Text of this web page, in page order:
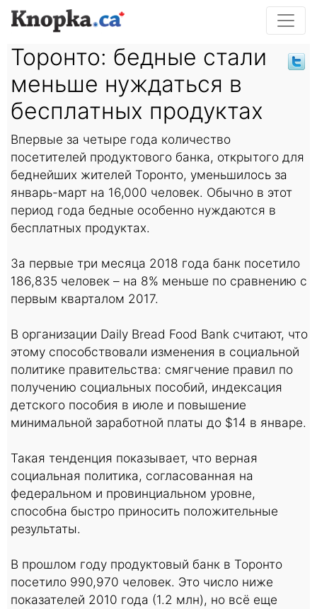
Торонто: бедные стали
меньше нуждаться в
бесплатных продуктах
Впервые за четыре года количество
посетителей продуктового банка, открытого для
беднейших жителей Торонто, уменьшилось за
январь-март на 16,000 человек. Обычно в этот
период года бедные особенно нуждаются в
бесплатных продуктах.
За первые три месяца 2018 года банк посетило
186,835 человек – на 8% меньше по сравнению с
первым кварталом 2017.
В организации Daily Bread Food Bank считают, что
этому способствовали изменения в социальной
политике правительства: смягчение правил по
получению социальных пособий, индексация
детского пособия в июле и повышение
минимальной заработной платы до $14 в январе.
Такая тенденция показывает, что верная
социальная политика, согласованная на
федеральном и провинциальном уровне,
способна быстро приносить положительные
результаты.
В прошлом году продуктовый банк в Торонто
посетило 990,970 человек. Это число ниже
показателей 2010 года (1.2 млн), но всё еще